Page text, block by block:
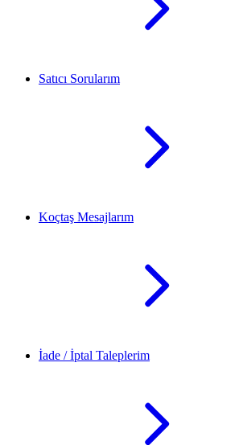
Satıcı Sorularım
Koçtaş Mesajlarım
İade / İptal Taleplerim